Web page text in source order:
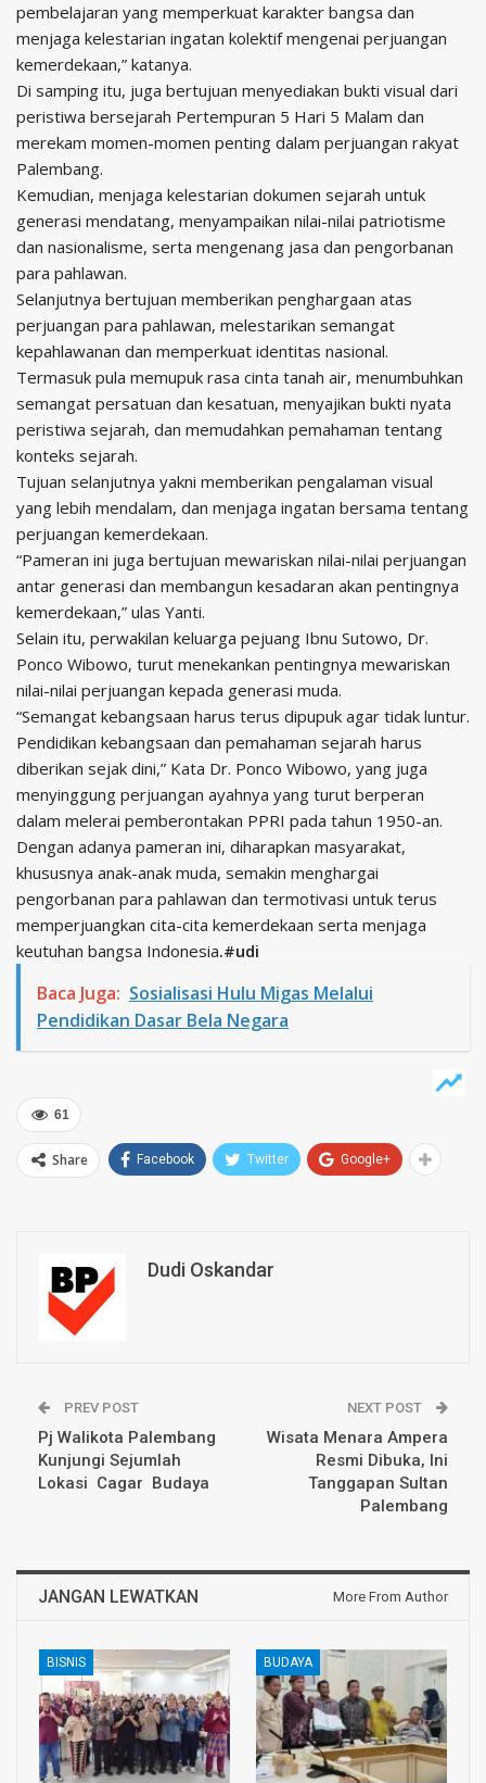
pembelajaran yang memperkuat karakter bangsa dan
menjaga kelestarian ingatan kolektif mengenai perjuangan
kemerdekaan,” katanya.
Di samping itu, juga bertujuan menyediakan bukti visual dari
peristiwa bersejarah Pertempuran 5 Hari 5 Malam dan
merekam momen-momen penting dalam perjuangan rakyat
Palembang.
Kemudian, menjaga kelestarian dokumen sejarah untuk
generasi mendatang, menyampaikan nilai-nilai patriotisme
dan nasionalisme, serta mengenang jasa dan pengorbanan
para pahlawan.
Selanjutnya bertujuan memberikan penghargaan atas
perjuangan para pahlawan, melestarikan semangat
kepahlawanan dan memperkuat identitas nasional.
Termasuk pula memupuk rasa cinta tanah air, menumbuhkan
semangat persatuan dan kesatuan, menyajikan bukti nyata
peristiwa sejarah, dan memudahkan pemahaman tentang
konteks sejarah.
Tujuan selanjutnya yakni memberikan pengalaman visual
yang lebih mendalam, dan menjaga ingatan bersama tentang
perjuangan kemerdekaan.
“Pameran ini juga bertujuan mewariskan nilai-nilai perjuangan
antar generasi dan membangun kesadaran akan pentingnya
kemerdekaan,” ulas Yanti.
Selain itu, perwakilan keluarga pejuang Ibnu Sutowo, Dr.
Ponco Wibowo, turut menekankan pentingnya mewariskan
nilai-nilai perjuangan kepada generasi muda.
“Semangat kebangsaan harus terus dipupuk agar tidak luntur.
Pendidikan kebangsaan dan pemahaman sejarah harus
diberikan sejak dini,” Kata Dr. Ponco Wibowo, yang juga
menyinggung perjuangan ayahnya yang turut berperan
dalam melerai pemberontakan PPRI pada tahun 1950-an.
Dengan adanya pameran ini, diharapkan masyarakat,
khususnya anak-anak muda, semakin menghargai
pengorbanan para pahlawan dan termotivasi untuk terus
memperjuangkan cita-cita kemerdekaan serta menjaga
keutuhan bangsa Indonesia.#udi
Baca Juga: Sosialisasi Hulu Migas Melalui
Pendidikan Dasar Bela Negara
61
Share Facebook Twitter Google+
Dudi Oskandar
PREV POST
Pj Walikota Palembang
Kunjungi Sejumlah
Lokasi Cagar Budaya
NEXT POST
Wisata Menara Ampera
Resmi Dibuka, Ini
Tanggapan Sultan
Palembang
JANGAN LEWATKAN More From Author
BISNIS BUDAYA